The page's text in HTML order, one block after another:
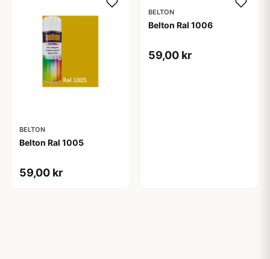
BELTON
Belton Ral 1005
59,00 kr
BELTON
Belton Ral 1006
59,00 kr